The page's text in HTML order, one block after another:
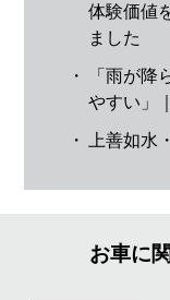
体験価値
ました
・
「雨が降
やすい」
・ 上善如水
お車に